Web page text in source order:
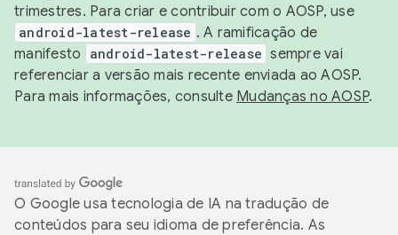
trimestres. Para criar e contribuir com o AOSP, use
android-latest-release . A ramificação de
manifesto
android-latest-release sempre vai
referenciar a versão mais recente enviada ao AOSP.
Para mais informações, consulte Mudanças no AOSP.
O Google usa tecnologia de IA na tradução de
conteúdos para seu idioma de preferência. As